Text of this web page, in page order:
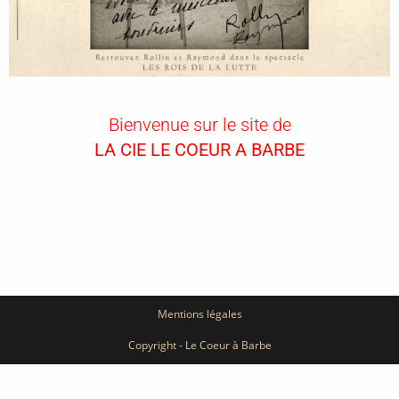
Bienvenue sur le site de
LA CIE LE COEUR A BARBE
Mentions légales
Copyright - Le Coeur à Barbe